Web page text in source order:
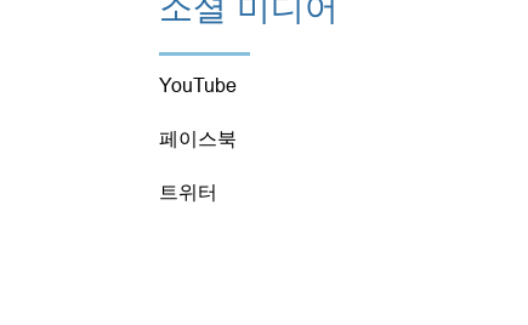
소셜 미디어
YouTube
페이스북
트위터